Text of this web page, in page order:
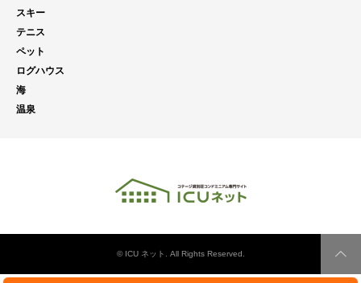
スキー
テニス
ペット
ログハウス
海
温泉
© ICU ネット . All Rights Reserved.